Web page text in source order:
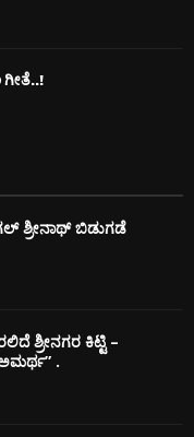
ಗೀತೆ..!
ಶ್ರೀನಾಥ್ ಬಿಡುಗಡೆ
ಶ್ರೀನಗರ ಕಿಟ್ಟಿ –
.